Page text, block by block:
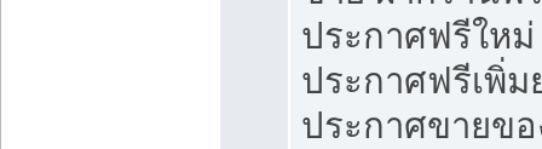
ประกาศฟรีใหม่
ประกาศฟรีเพิ่
ประกาศขายข